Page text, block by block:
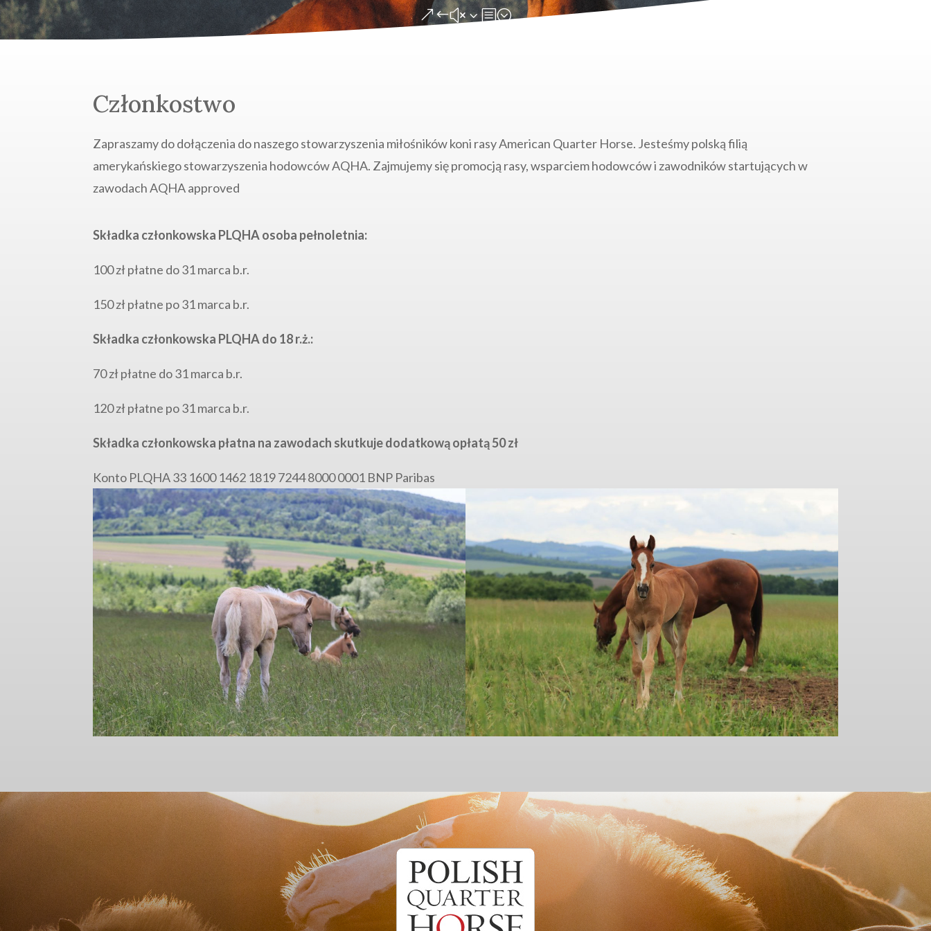
&#x3b;
Członkostwo
Zapraszamy do dołączenia do naszego stowarzyszenia miłośników koni rasy American Quarter Horse. Jesteśmy polską filią
amerykańskiego stowarzyszenia hodowców AQHA. Zajmujemy się promocją rasy, wsparciem hodowców i zawodników startujących w
zawodach AQHA approved
Składka członkowska PLQHA osoba pełnoletnia:
100 zł płatne do 31 marca b.r.
150 zł płatne po 31 marca b.r.
Składka członkowska PLQHA do 18 r.ż.:
70 zł płatne do 31 marca b.r.
120 zł płatne po 31 marca b.r.
Składka członkowska płatna na zawodach skutkuje dodatkową opłatą 50 zł
Konto PLQHA 33 1600 1462 1819 7244 8000 0001 BNP Paribas